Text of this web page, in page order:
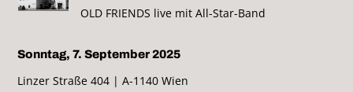
OLD FRIENDS live mit All-Star-Band
Sonntag, 7. September 2025
Linzer Straße 404 | A-1140 Wien